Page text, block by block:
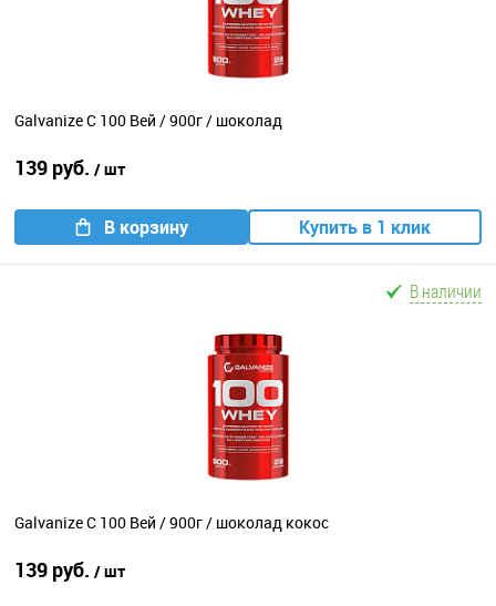
Galvanize C 100 Вей / 900г / шоколад
139 руб. / шт
В корзину Купить в 1 клик
В наличии
Galvanize C 100 Вей / 900г / шоколад кокос
139 руб. / шт